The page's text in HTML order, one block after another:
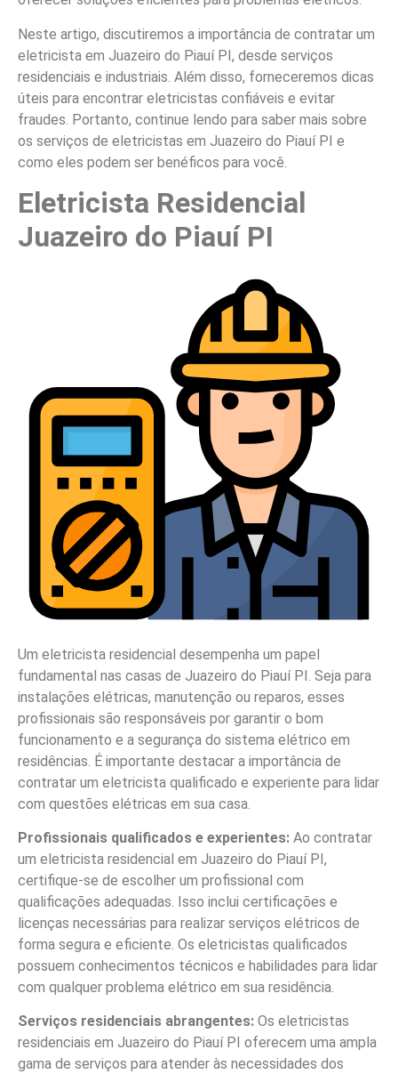
Neste artigo, discutiremos a importância de contratar um
eletricista em Juazeiro do Piauí PI, desde serviços
residenciais e industriais. Além disso, forneceremos dicas
úteis para encontrar eletricistas confiáveis e evitar
fraudes. Portanto, continue lendo para saber mais sobre
os serviços de eletricistas em Juazeiro do Piauí PI e
como eles podem ser benéficos para você.
Eletricista Residencial
Juazeiro do Piauí PI
Um eletricista residencial desempenha um papel
fundamental nas casas de Juazeiro do Piauí PI. Seja para
instalações elétricas, manutenção ou reparos, esses
profissionais são responsáveis por garantir o bom
funcionamento e a segurança do sistema elétrico em
residências. É importante destacar a importância de
contratar um eletricista qualificado e experiente para lidar
com questões elétricas em sua casa.
Profissionais qualificados e experientes: Ao contratar
um eletricista residencial em Juazeiro do Piauí PI,
certifique-se de escolher um profissional com
qualificações adequadas. Isso inclui certificações e
licenças necessárias para realizar serviços elétricos de
forma segura e eficiente. Os eletricistas qualificados
possuem conhecimentos técnicos e habilidades para lidar
com qualquer problema elétrico em sua residência.
Serviços residenciais abrangentes: Os eletricistas
residenciais em Juazeiro do Piauí PI oferecem uma ampla
gama de serviços para atender às necessidades dos